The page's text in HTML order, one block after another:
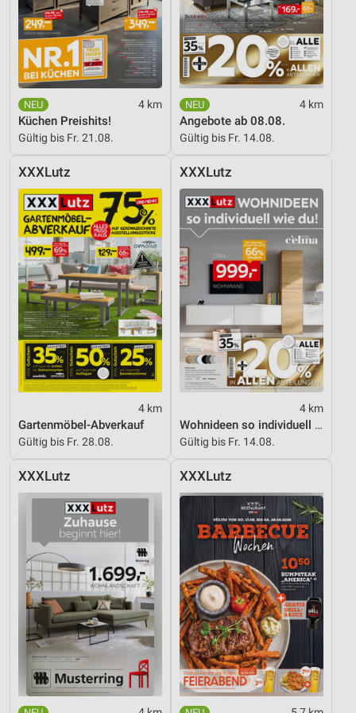
4 km
Küchen Preishits!
Gültig bis Fr. 21.08.
4 km
Angebote ab 08.08.
Gültig bis Fr. 14.08.
XXXLutz
4 km
Gartenmöbel-Abverkauf
Gültig bis Fr. 28.08.
XXXLutz
4 km
Wohnideen so individuell wie du!
Gültig bis Fr. 14.08.
XXXLutz XXXLutz
Erstellung von Profilen zur Personalisierung
von Inhalten
Verwendung von Profilen zur Auswahl
personalisierter Inhalte
Messung der Werbeleistung
Messung der Performance von Inhalten
Analyse von Zielgruppen durch Statistiken oder
Kombinationen von Daten aus verschiedenen
Quellen
Entwicklung und Verbesserung der Angebote
Verwendung reduzierter Daten zur Auswahl von
Inhalten
IAB-Besonderheiten:
Verwendung genauer Standortdaten
Geräte anhand von aktiv angeforderten
Informationen identifizieren
Nicht-IAB-Verarbeitungszwecke:
Notwendig
Funktional
Werbung